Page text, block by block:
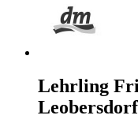
Lehrling
Leobersdorf